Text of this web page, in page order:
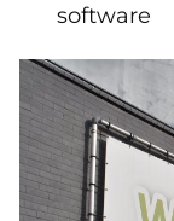
software